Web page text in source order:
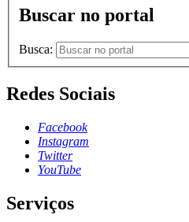
Buscar no portal
Busca:
Redes Sociais
Facebook
Instagram
Twitter
YouTube
Serviços